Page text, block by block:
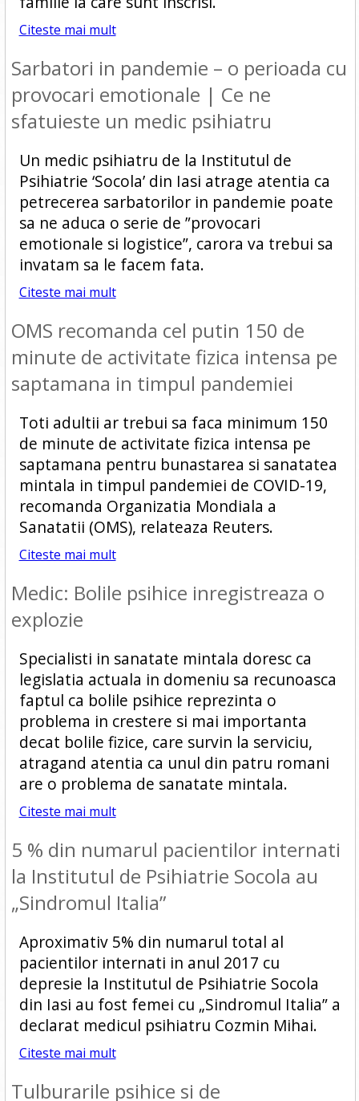
Citeste mai mult
Sarbatori in pandemie – o perioada cu
provocari emotionale | Ce ne
sfatuieste un medic psihiatru
Un medic psihiatru de la Institutul de
Psihiatrie ‘Socola’ din Iasi atrage atentia ca
petrecerea sarbatorilor in pandemie poate
sa ne aduca o serie de ”provocari
emotionale si logistice”, carora va trebui sa
invatam sa le facem fata.
Citeste mai mult
OMS recomanda cel putin 150 de
minute de activitate fizica intensa pe
saptamana in timpul pandemiei
Toti adultii ar trebui sa faca minimum 150
de minute de activitate fizica intensa pe
saptamana pentru bunastarea si sanatatea
mintala in timpul pandemiei de COVID-19,
recomanda Organizatia Mondiala a
Sanatatii (OMS), relateaza Reuters.
Citeste mai mult
Medic: Bolile psihice inregistreaza o
explozie
Specialisti in sanatate mintala doresc ca
legislatia actuala in domeniu sa recunoasca
faptul ca bolile psihice reprezinta o
problema in crestere si mai importanta
decat bolile fizice, care survin la serviciu,
atragand atentia ca unul din patru romani
are o problema de sanatate mintala.
Citeste mai mult
5 % din numarul pacientilor internati
la Institutul de Psihiatrie Socola au
„Sindromul Italia”
Aproximativ 5% din numarul total al
pacientilor internati in anul 2017 cu
depresie la Institutul de Psihiatrie Socola
din Iasi au fost femei cu „Sindromul Italia” a
declarat medicul psihiatru Cozmin Mihai.
Citeste mai mult
Tulburarile psihice si de